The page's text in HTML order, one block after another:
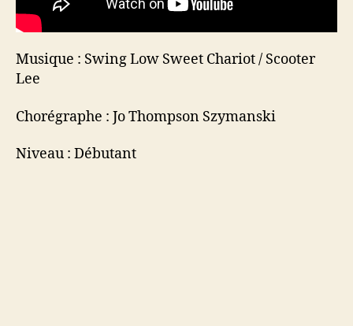
Musique : Swing Low Sweet Chariot / Scooter
Lee
Chorégraphe : Jo Thompson Szymanski
Niveau : Débutant